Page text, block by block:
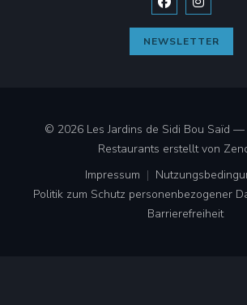
Facebook
NEWSLETTER
© 2026 Les Jardins de Sidi Bou Saïd
Restaurants erstellt von
Impressum
((öffnet ein neues
Politik zum Schutz personenbezogener
((öffnet ein
Barrierefreiheit
((öffnet ein